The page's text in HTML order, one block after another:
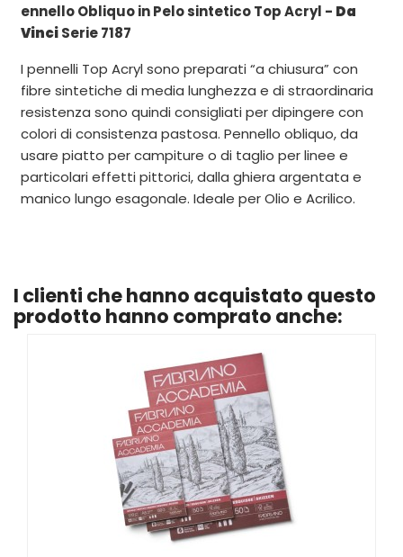
ennello Obliquo in Pelo sintetico Top Acryl - Da
VinciSerie 7187
I pennelli Top Acryl sono preparati “a chiusura” con
fibre sintetiche di media lunghezza e di straordinaria
resistenza sono quindi consigliati per dipingere con
colori di consistenza pastosa. Pennello obliquo, da
usare piatto per campiture o di taglio per linee e
particolari effetti pittorici, dalla ghiera argentata e
manico lungo esagonale. Ideale per Olio e Acrilico.
I clienti che hanno acquistato questo
prodotto hanno comprato anche: